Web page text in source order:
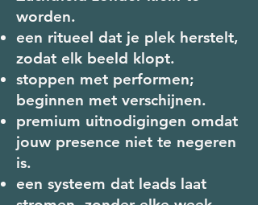
worden.
een ritueel dat je plek herstelt,
zodat elk beeld klopt.
stoppen met performen;
beginnen met verschijnen.
premium uitnodigingen omdat
jouw presence niet te negeren
is.
een systeem dat leads laat